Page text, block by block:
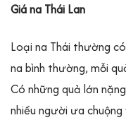
Giá na Thái Lan
Loại na Thái thường
na bình thường, mỗi
Có những quả lớn
nhiều người ưa